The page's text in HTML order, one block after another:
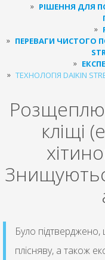
РІШЕННЯ ДЛЯ
ПЕРЕВАГИ ЧИСТОГО
ТЕХНОЛОГІЯ DAIKIN
кліщі
Було
плісняву, а також